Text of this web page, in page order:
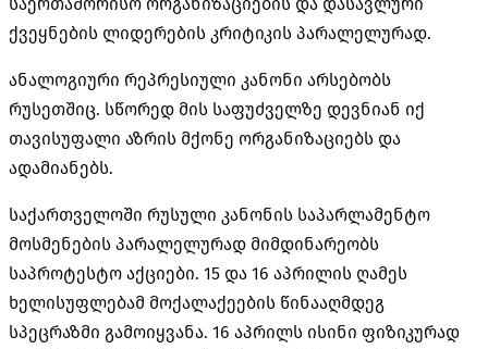
ქვეყნების ლიდერების კრიტიკის პარალელურად.
ანალოგიური რეპრესიული კანონი არსებობს
რუსეთშიც. სწორედ მის საფუძველზე დევნიან იქ
თავისუფალი აზრის მქონე ორგანიზაციებს და
ადამიანებს.
საქართველოში რუსული კანონის საპარლამენტო
მოსმენების პარალელურად მიმდინარეობს
საპროტესტო აქციები. 15 და 16 აპრილის ღამეს
ხელისუფლებამ მოქალაქეების წინააღმდეგ
სპეცრაზმი გამოიყვანა. 16 აპრილს ისინი ფიზიკურად